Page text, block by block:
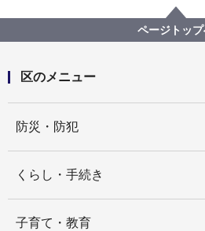
区民利用施設の指定管理
指定管理者制度導入施設
横浜市神奈川地区センターに
ページトッ
区のメニュー
防災・防犯
くらし・手続き
子育て・教育